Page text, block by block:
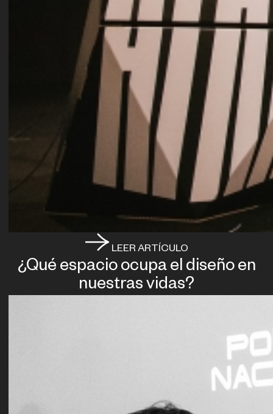
LEER ARTÍCULO
¿Qué espacio ocupa el diseño en
nuestras vidas?